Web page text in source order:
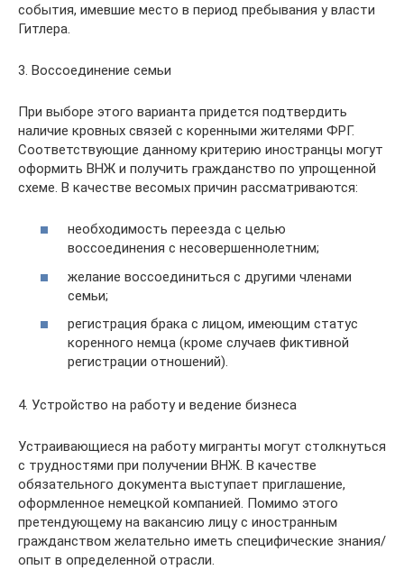
события, имевшие место в период пребывания у власти
Гитлера.
3. Воссоединение семьи
При выборе этого варианта придется подтвердить
наличие кровных связей с коренными жителями ФРГ.
Соответствующие данному критерию иностранцы могут
оформить ВНЖ и получить гражданство по упрощенной
схеме. В качестве весомых причин рассматриваются:
необходимость переезда с целью
воссоединения с несовершеннолетним;
желание воссоединиться с другими членами
семьи;
регистрация брака с лицом, имеющим статус
коренного немца (кроме случаев фиктивной
регистрации отношений).
4. Устройство на работу и ведение бизнеса
Устраивающиеся на работу мигранты могут столкнуться
с трудностями при получении ВНЖ. В качестве
обязательного документа выступает приглашение,
оформленное немецкой компанией. Помимо этого
претендующему на вакансию лицу с иностранным
гражданством желательно иметь специфические знания/
опыт в определенной отрасли.